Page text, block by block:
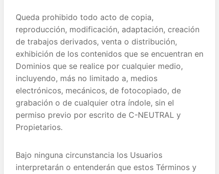
Queda prohibido todo acto de copia,
reproducción, modificación, adaptación, creación
de trabajos derivados, venta o distribución,
exhibición de los contenidos que se encuentran en
Dominios que se realice por cualquier medio,
incluyendo, más no limitado a, medios
electrónicos, mecánicos, de fotocopiado, de
grabación o de cualquier otra índole, sin el
permiso previo por escrito de C-NEUTRAL y
Propietarios.
Bajo ninguna circunstancia los Usuarios
interpretarán o entenderán que estos Términos y